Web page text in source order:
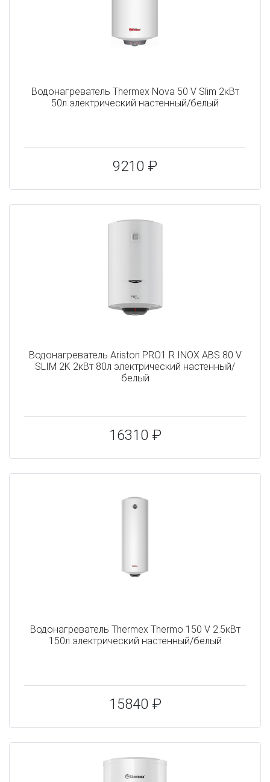
Водонагреватель Thermex Nova 50 V Slim 2кВт
50л электрический настенный/белый
9210 ₽
Водонагреватель Ariston PRO1 R INOX ABS 80 V
SLIM 2K 2кВт 80л электрический настенный/
белый
16310 ₽
Водонагреватель Thermex Thermo 150 V 2.5кВт
150л электрический настенный/белый
15840 ₽